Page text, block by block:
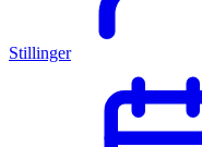
Stillinger